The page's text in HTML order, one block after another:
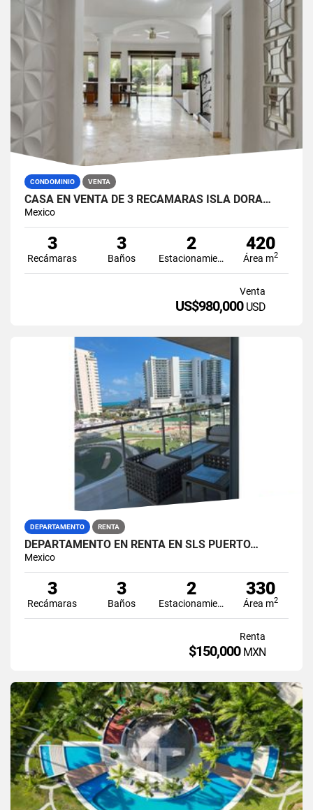
CONDOMINIO VENTA
CASA EN VENTA DE 3 RECÁMARAS ISLA DORA…
Mexico
3
Recámaras
3
Baños
2
Estacionamiento
420
Área m2
Venta
US$980,000 USD
DEPARTAMENTO RENTA
DEPARTAMENTO EN RENTA EN SLS PUERTO…
Mexico
3
Recámaras
3
Baños
2
Estacionamiento
330
Área m2
Renta
$150,000 MXN